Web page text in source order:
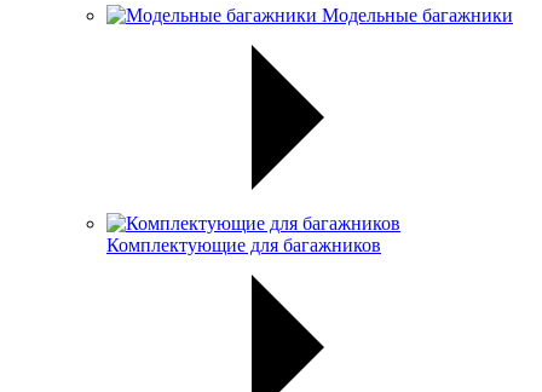
Модельные багажники
Комплектующие для багажников